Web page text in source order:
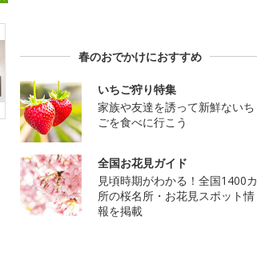
春のおでかけにおすすめ
いちご狩り特集
家族や友達を誘って新鮮ないち
ごを食べに行こう
全国お花見ガイド
見頃時期がわかる！全国1400カ
所の桜名所・お花見スポット情
報を掲載